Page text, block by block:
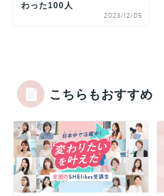
わった100人
2023/12/05
こちらもおすすめ